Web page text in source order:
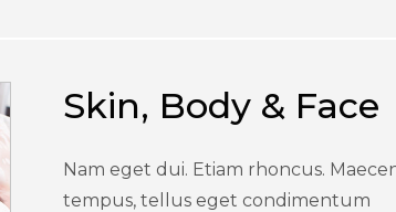
Skin, Body & Face
Nam eget dui. Etiam rhoncus.
tempus, tellus eget condimentum